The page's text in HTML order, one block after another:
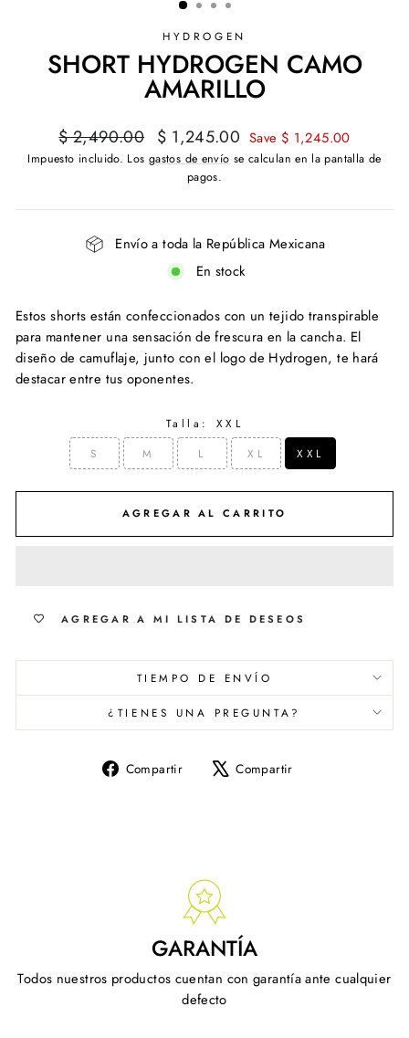
HYDROGEN
SHORT HYDROGEN CAMO
AMARILLO
Precio
habitual
$ 2,490.00
Precio
de
oferta
$ 1,245.00 Save $ 1,245.00
Impuesto incluido. Los gastos de envío se calculan en la pantalla de
pagos.
Envío a toda la República Mexicana
En stock
Estos shorts están confeccionados con un tejido transpirable
para mantener una sensación de frescura en la cancha. El
diseño de camuflaje, junto con el logo de Hydrogen, te hará
destacar entre tus oponentes.
Talla:
XXL
S
M L XL XXL
AGREGAR AL CARRITO
AGREGAR A MI LISTA DE DESEOS
TIEMPO DE ENVÍO
¿TIENES UNA PREGUNTA?
Compartir
CompartirCompartir
GARANTÍA
Todos nuestros productos cuentan con garantía ante cualquier
defecto